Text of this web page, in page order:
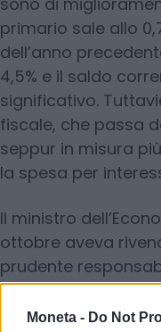
Moneta - Do Not
primario sale allo
dell’anno
4,5% e il saldo
significativo.
fiscale, che passa
seppur in misura
la spesa per
Il ministro
ottobre aveva
prudente
necessità della
rispetto delle